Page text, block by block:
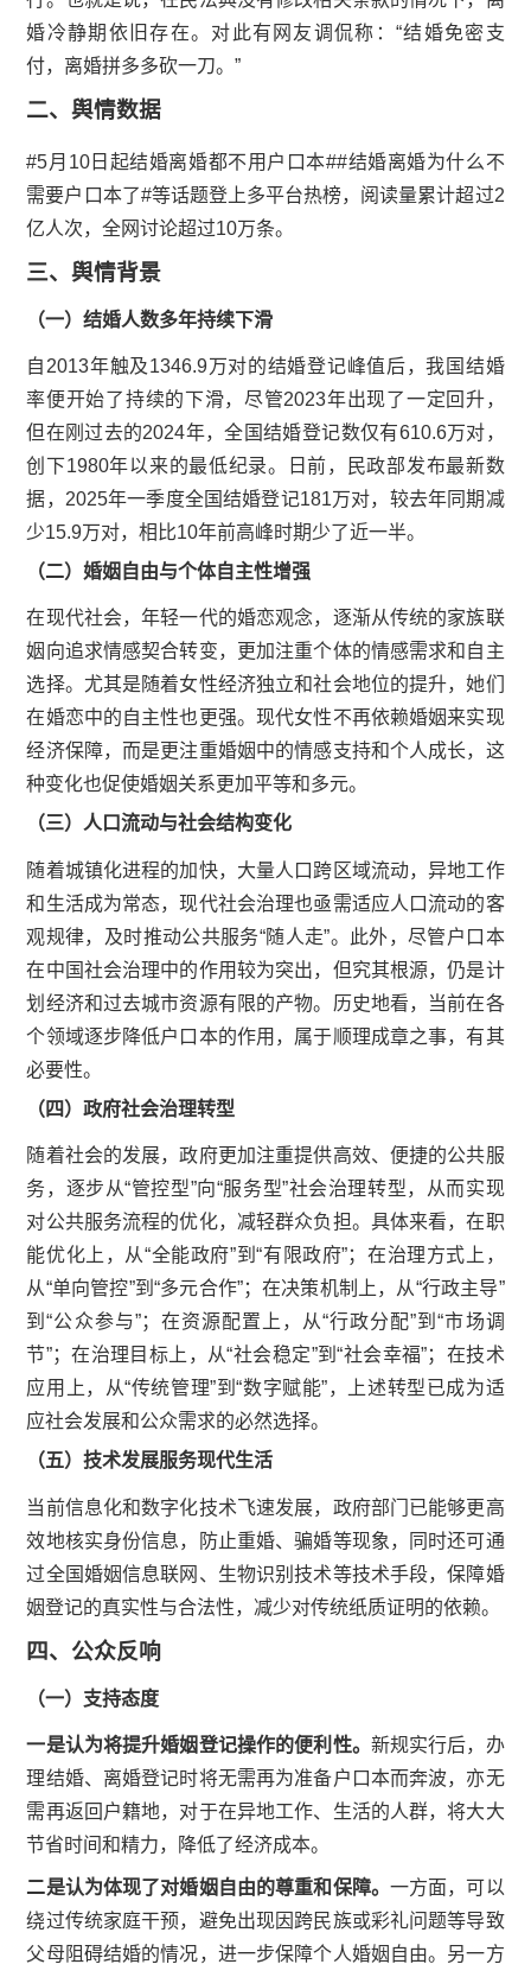
婚冷静期依旧存在。对此有网友调侃称：“结婚免密支
付，离婚拼多多砍一刀。”
二、舆情数据
#5月10日起结婚离婚都不用户口本##结婚离婚为什么不
需要户口本了#等话题登上多平台热榜，阅读量累计超过2
亿人次，全网讨论超过10万条。
三、舆情背景
（一）结婚人数多年持续下滑
自2013年触及1346.9万对的结婚登记峰值后，我国结婚
率便开始了持续的下滑，尽管2023年出现了一定回升，
但在刚过去的2024年，全国结婚登记数仅有610.6万对，
创下1980年以来的最低纪录。日前，民政部发布最新数
据，2025年一季度全国结婚登记181万对，较去年同期减
少15.9万对，相比10年前高峰时期少了近一半。
（二）婚姻自由与个体自主性增强
在现代社会，年轻一代的婚恋观念，逐渐从传统的家族联
姻向追求情感契合转变，更加注重个体的情感需求和自主
选择。尤其是随着女性经济独立和社会地位的提升，她们
在婚恋中的自主性也更强。现代女性不再依赖婚姻来实现
经济保障，而是更注重婚姻中的情感支持和个人成长，这
种变化也促使婚姻关系更加平等和多元。
（三）人口流动与社会结构变化
随着城镇化进程的加快，大量人口跨区域流动，异地工作
和生活成为常态，现代社会治理也亟需适应人口流动的客
观规律，及时推动公共服务“随人走”。此外，尽管户口本
在中国社会治理中的作用较为突出，但究其根源，仍是计
划经济和过去城市资源有限的产物。历史地看，当前在各
个领域逐步降低户口本的作用，属于顺理成章之事，有其
必要性。
（四）政府社会治理转型
随着社会的发展，政府更加注重提供高效、便捷的公共服
务，逐步从“管控型”向“服务型”社会治理转型，从而实现
对公共服务流程的优化，减轻群众负担。具体来看，在职
能优化上，从“全能政府”到“有限政府”；在治理方式上，
从“单向管控”到“多元合作”；在决策机制上，从“行政主导”
到“公众参与”；在资源配置上，从“行政分配”到“市场调
节”；在治理目标上，从“社会稳定”到“社会幸福”；在技术
应用上，从“传统管理”到“数字赋能”，上述转型已成为适
应社会发展和公众需求的必然选择。
（五）技术发展服务现代生活
当前信息化和数字化技术飞速发展，政府部门已能够更高
效地核实身份信息，防止重婚、骗婚等现象，同时还可通
过全国婚姻信息联网、生物识别技术等技术手段，保障婚
姻登记的真实性与合法性，减少对传统纸质证明的依赖。
四、公众反响
（一）支持态度
一是认为将提升婚姻登记操作的便利性。 新规实行后，办
理结婚、离婚登记时将无需再为准备户口本而奔波，亦无
需再返回户籍地，对于在异地工作、生活的人群，将大大
节省时间和精力，降低了经济成本。
二是认为体现了对婚姻自由的尊重和保障。 一方面，可以
绕过传统家庭干预，避免出现因跨民族或彩礼问题等导致
父母阻碍结婚的情况，进一步保障个人婚姻自由。另一方